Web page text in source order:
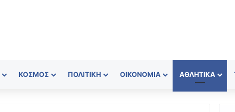
ΚΌΣΜΟΣ ΠΟΛΙΤΙΚΉ ΟΙΚΟΝΟΜΊΑ ΑΘΛΗΤΙΚΆ